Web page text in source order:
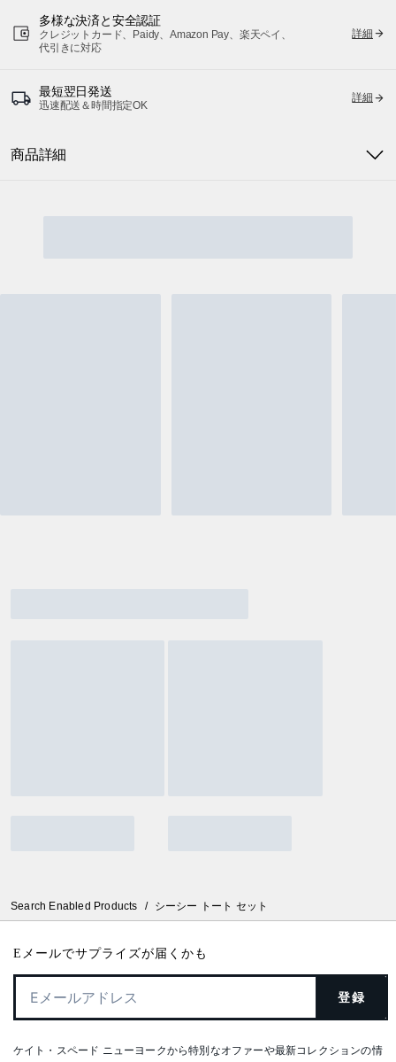
多様な決済と安全認証
クレジットカード、Paidy、Amazon Pay、楽天ペイ、
代引きに対応
詳細
最短翌日発送
迅速配送＆時間指定OK
詳細
商品詳細
Search Enabled Products / シーシー トート セット
Eメールでサプライズが届くかも
登録
ケイト・スペード ニューヨークから特別なオファーや最新コレクションの情